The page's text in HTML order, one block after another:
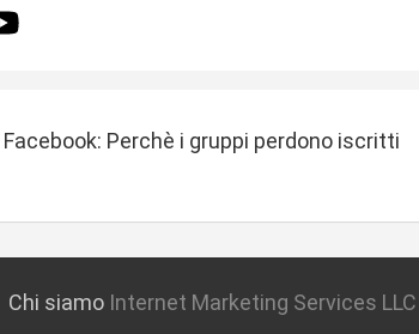
Facebook: Perchè i gruppi perdono iscritti
Chi siamo Internet Marketing Services LLC